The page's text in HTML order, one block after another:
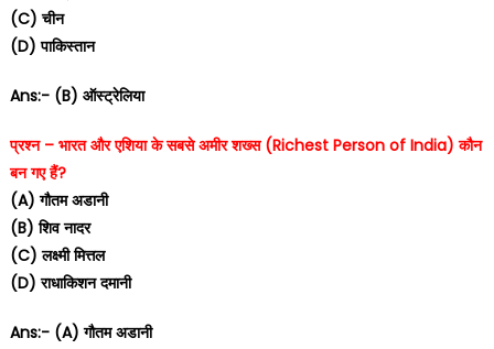
(C) चीन
(D) पाकिस्तान
Ans:- (B) ऑस्ट्रेलिया
प्रश्न – भारत और एशिया के सबसे अमीर शख्स (Richest Person of India) कौन
बन गए हैं?
(A) गौतम अडानी
(B) शिव नादर
(C) लक्ष्मी मित्तल
(D) राधाकिशन दमानी
Ans:- (A) गौतम अडानी